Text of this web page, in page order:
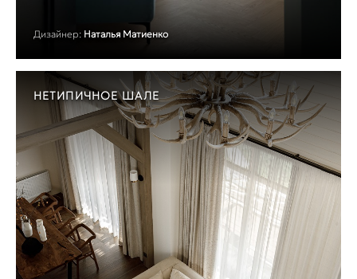
Дизайнер: Наталья Матиенко
НЕТИПИЧНОЕ ШАЛЕ